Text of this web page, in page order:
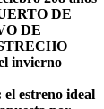
DE
DE
invierno
estreno ideal